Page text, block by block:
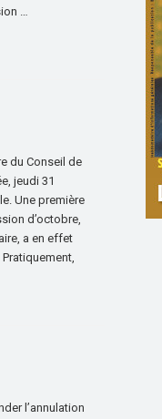
…
du Conseil de
jeudi 31
Une première
d’octobre,
a en effet
l’annulation